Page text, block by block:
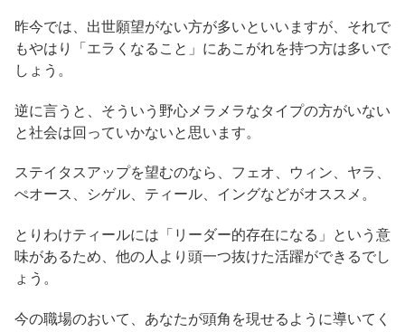
昨今では、出世願望がない方が多いといいますが、それで
もやはり「エラくなること」にあこがれを持つ方は多いで
しょう。
逆に言うと、そういう野心メラメラなタイプの方がいない
と社会は回っていかないと思います。
ステイタスアップを望むのなら、フェオ、ウィン、ヤラ、
ぺオース、シゲル、ティール、イングなどがオススメ。
とりわけティールには「リーダー的存在になる」という意
味があるため、他の人より頭一つ抜けた活躍ができるでし
ょう。
今の職場のおいて、あなたが頭角を現せるように導いてく